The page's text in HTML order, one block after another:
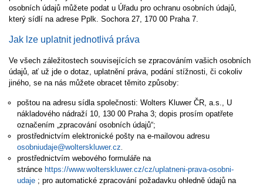
osobních údajů můžete podat u Úřadu pro ochranu osobních údajů,
který sídlí na adrese Pplk. Sochora 27, 170 00 Praha 7.
Jak lze uplatnit jednotlivá práva
Ve všech záležitostech souvisejících se zpracováním vašich osobních
údajů, ať už jde o dotaz, uplatnění práva, podání stížnosti, či cokoliv
jiného, se na nás můžete obracet těmito způsoby:
poštou na adresu sídla společnosti: Wolters Kluwer ČR, a.s., U
nákladového nádraží 10, 130 00 Praha 3; dopis prosím opatřete
označením „zpracování osobních údajů“;
prostřednictvím elektronické pošty na e-mailovou adresu
osobniudaje@wolterskluwer.cz
prostřednictvím webového formuláře na
stránce https://www.wolterskluwer.cz/cz/uplatneni-prava-osobni-
udaje ; pro automatické zpracování požadavku ohledně údajů na